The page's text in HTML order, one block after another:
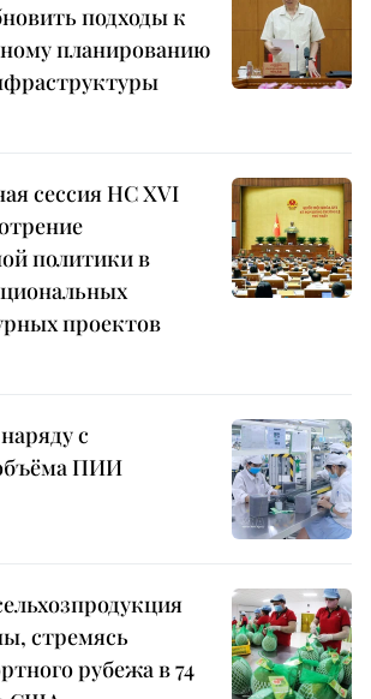
подходы к
планированию
сессия НС XVI
политики в
проектов
с
ПИИ
стремясь
рубежа в 74